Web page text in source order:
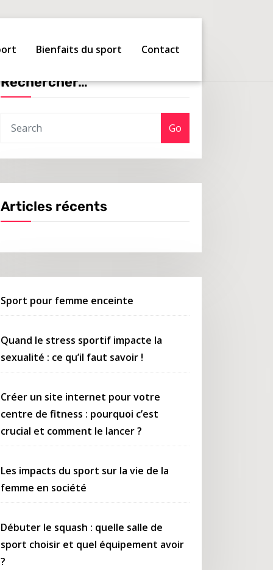
Bienfaits du sport Contact
Rechercher…
Go
Articles récents
Sport pour femme enceinte
Quand le stress sportif impacte la
sexualité : ce qu’il faut savoir !
Créer un site internet pour votre
centre de fitness : pourquoi c’est
crucial et comment le lancer ?
Les impacts du sport sur la vie de la
femme en société
Débuter le squash : quelle salle de
sport choisir et quel équipement avoir
?